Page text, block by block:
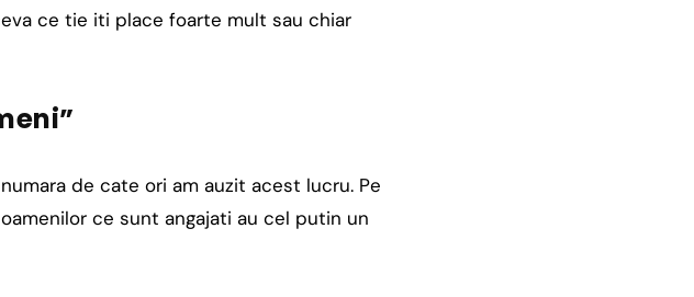
ce tie iti place foarte mult sau chiar
de cate ori am auzit acest lucru. Pe
ce sunt angajati au cel putin un